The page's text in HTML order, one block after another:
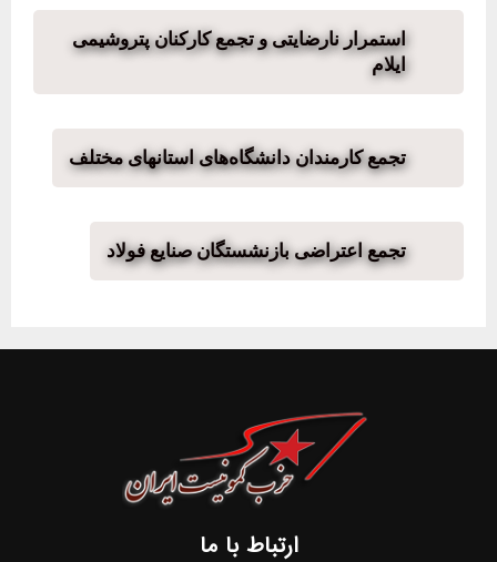
استمرار نارضایتی و تجمع کارکنان پتروشیمی
ایلام
تجمع کارمندان دانشگاه‌های استانهای مختلف
تجمع اعتراضی بازنشستگان صنایع فولاد
ارتباط با ما